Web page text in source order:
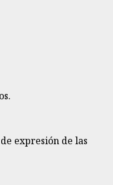
expresión de las